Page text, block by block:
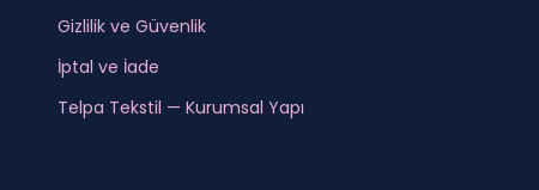
Gizlilik ve Güvenlik
İptal ve İade
Telpa Tekstil — Kurumsal Yapı